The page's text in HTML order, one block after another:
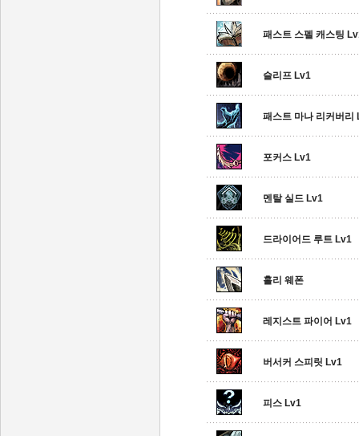
패스트 스펠 캐스팅
슬리프 Lv1
패스트 마나 리커버리
포커스 Lv1
멘탈 실드 Lv1
드라이어드 루트 Lv1
홀리 웨폰
레지스트 파이어 Lv1
버서커 스피릿 Lv1
피스 Lv1